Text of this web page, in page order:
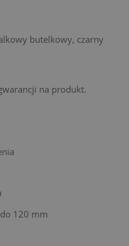
butelkowy, czarny
na produkt.
120 mm